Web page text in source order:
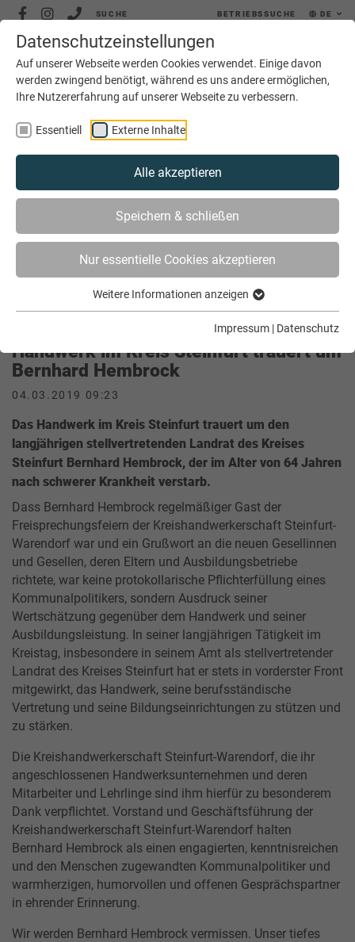
Datenschutzeinstellungen
Auf unserer Webseite werden Cookies verwendet. Einige davon
werden zwingend benötigt, während es uns andere ermöglichen,
Ihre Nutzererfahrung auf unserer Webseite zu verbessern.
Essentiell Externe Inhalte
Alle akzeptieren
Speichern & schließen
Nur essentielle Cookies akzeptieren
Weitere Informationen anzeigen
Impressum | Datenschutz
SUCHE BETRIEBSSUCHE DE
MENÜ
AKTUELLES
HANDWERK IM KREIS STEINFURT TRAUERT UM
BERNHARD HEMBROCK
Handwerk im Kreis Steinfurt trauert um
Bernhard Hembrock
04.03.2019 09:23
Das Handwerk im Kreis Steinfurt trauert um den
langjährigen stellvertretenden Landrat des Kreises
Steinfurt Bernhard Hembrock, der im Alter von 64 Jahren
nach schwerer Krankheit verstarb.
Dass Bernhard Hembrock regelmäßiger Gast der
Freisprechungsfeiern der Kreishandwerkerschaft Steinfurt-
Warendorf war und ein Grußwort an die neuen Gesellinnen
und Gesellen, deren Eltern und Ausbildungsbetriebe
richtete, war keine protokollarische Pflichterfüllung eines
Kommunalpolitikers, sondern Ausdruck seiner
Wertschätzung gegenüber dem Handwerk und seiner
Ausbildungsleistung. In seiner langjährigen Tätigkeit im
Kreistag, insbesondere in seinem Amt als stellvertretender
Landrat des Kreises Steinfurt hat er stets in vorderster Front
mitgewirkt, das Handwerk, seine berufsständische
Vertretung und seine Bildungseinrichtungen zu stützen und
zu stärken.
Die Kreishandwerkerschaft Steinfurt-Warendorf, die ihr
angeschlossenen Handwerksunternehmen und deren
Mitarbeiter und Lehrlinge sind ihm hierfür zu besonderem
Dank verpflichtet. Vorstand und Geschäftsführung der
Kreishandwerkerschaft Steinfurt-Warendorf halten
Bernhard Hembrock als einen engagierten, kenntnisreichen
und den Menschen zugewandten Kommunalpolitiker und
warmherzigen, humorvollen und offenen Gesprächspartner
in ehrender Erinnerung.
Wir werden Bernhard Hembrock vermissen. Unser tiefes